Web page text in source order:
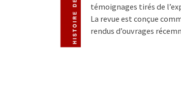
témoignages tirés de
La revue est conçue
rendus d’ouvrages